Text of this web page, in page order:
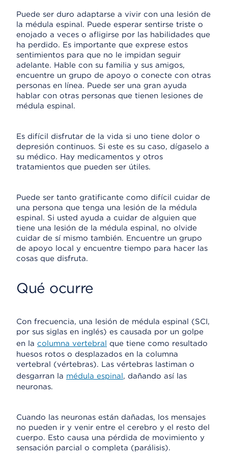
Puede ser duro adaptarse a vivir con una lesión de
la médula espinal. Puede esperar sentirse triste o
enojado a veces o afligirse por las habilidades que
ha perdido. Es importante que exprese estos
sentimientos para que no le impidan seguir
adelante. Hable con su familia y sus amigos,
encuentre un grupo de apoyo o conecte con otras
personas en línea. Puede ser una gran ayuda
hablar con otras personas que tienen lesiones de
médula espinal.
Es difícil disfrutar de la vida si uno tiene dolor o
depresión continuos. Si este es su caso, dígaselo a
su médico. Hay medicamentos y otros
tratamientos que pueden ser útiles.
Puede ser tanto gratificante como difícil cuidar de
una persona que tenga una lesión de la médula
espinal. Si usted ayuda a cuidar de alguien que
tiene una lesión de la médula espinal, no olvide
cuidar de sí mismo también. Encuentre un grupo
de apoyo local y encuentre tiempo para hacer las
cosas que disfruta.
Qué ocurre
Con frecuencia, una lesión de médula espinal (SCI,
por sus siglas en inglés) es causada por un golpe
en la columna vertebral que tiene como resultado
huesos rotos o desplazados en la columna
vertebral (vértebras). Las vértebras lastiman o
desgarran la médula espinal, dañando así las
neuronas.
Cuando las neuronas están dañadas, los mensajes
no pueden ir y venir entre el cerebro y el resto del
cuerpo. Esto causa una pérdida de movimiento y
sensación parcial o completa (parálisis).